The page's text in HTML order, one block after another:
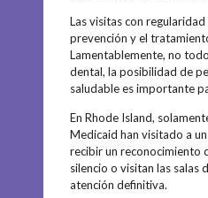
Las visitas con
prevención y el
Lamentablemente, no
dental, la posibilidad de
saludable es importante
En Rhode Island,
Medicaid han visitado a
recibir un reconocimiento
silencio o visitan las salas
atención definitiva.